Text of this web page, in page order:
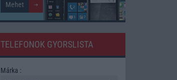
TELEFONOK GYORSLISTA
Márka :